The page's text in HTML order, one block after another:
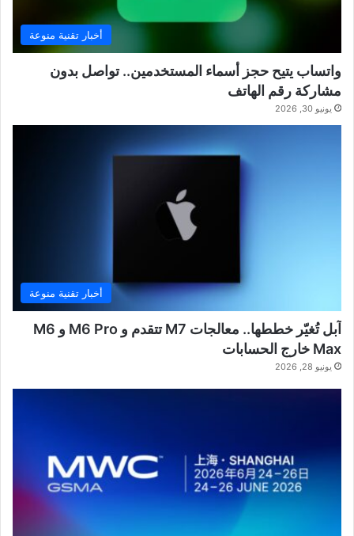
أخبار تقنية منوعة
واتساب يتيح حجز أسماء المستخدمين.. تواصل بدون
مشاركة رقم الهاتف
يونيو 30, 2026
أخبار تقنية منوعة
آبل تُغيّر خططها.. معالجات M7 تتقدم و M6 Pro و M6
Max خارج الحسابات
يونيو 28, 2026